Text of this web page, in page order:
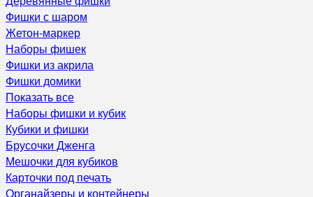
Фишки с шаром
Жетон-маркер
Наборы фишек
Фишки из акрила
Фишки домики
Показать все
Наборы фишки и кубик
Кубики и фишки
Брусочки Дженга
Мешочки для кубиков
Карточки под печать
Органайзеры и контейнеры